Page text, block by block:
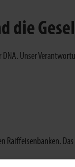
die
Unser
Raiffeisenbanken.